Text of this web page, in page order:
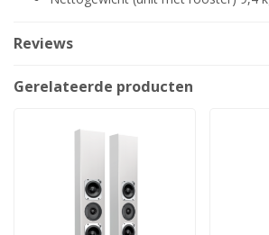
Reviews
Gerelateerde producten